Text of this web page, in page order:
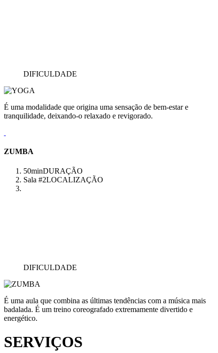
DIFICULDADE
É uma modalidade que origina uma sensação de bem-estar e
tranquilidade, deixando-o relaxado e revigorado.
ZUMBA
50minDURAÇÃO
Sala #2LOCALIZAÇÃO
DIFICULDADE
É uma aula que combina as últimas tendências com a música mais
badalada. É um treino coreografado extremamente divertido e
energético.
SERVIÇOS